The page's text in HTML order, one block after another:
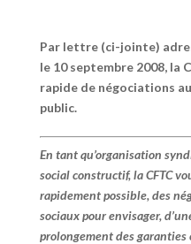
Par lettre (ci-jointe)
le 10 septembre 2008, la
rapide de négociations
public.
En tant qu’organisation
social constructif, la CFTC
rapidement possible, des
sociaux pour envisager,
prolongement des